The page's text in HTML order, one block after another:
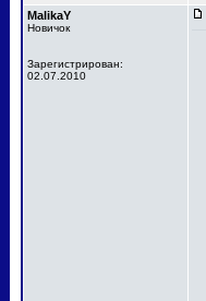
MalikaY
Новичок
Зарегистрирован:
02.07.2010